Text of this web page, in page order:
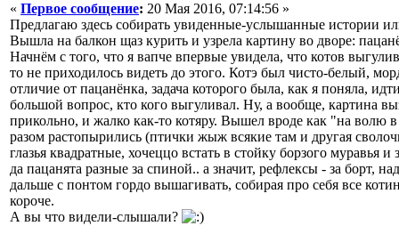
« Первое сообщение: 20 Мая 2016, 07:14:56 »
Предлагаю здесь собирать увиденные-услышанные истории
Вышла на балкон щаз курить и узрела картину во дворе:
Начнём с того, что я вапче впервые увидела, что котов
то не приходилось видеть до этого. Котэ был чисто-белый,
отличие от пацанёнка, задача которого была, как я поняла,
большой вопрос, кто кого выгуливал. Ну, а вообще, картина
прикольно, и жалко как-то котяру. Вышел вроде как "на волю
разом растопырились (птички жыж всякие там и другая
глазья квадратные, хочеццо встать в стойку борзого
да пацанята разные за спиной.. а значит, рефлексы - за борт,
дальше с понтом гордо вышагивать, собирая про себя все
короче.
А вы что видели-слышали?